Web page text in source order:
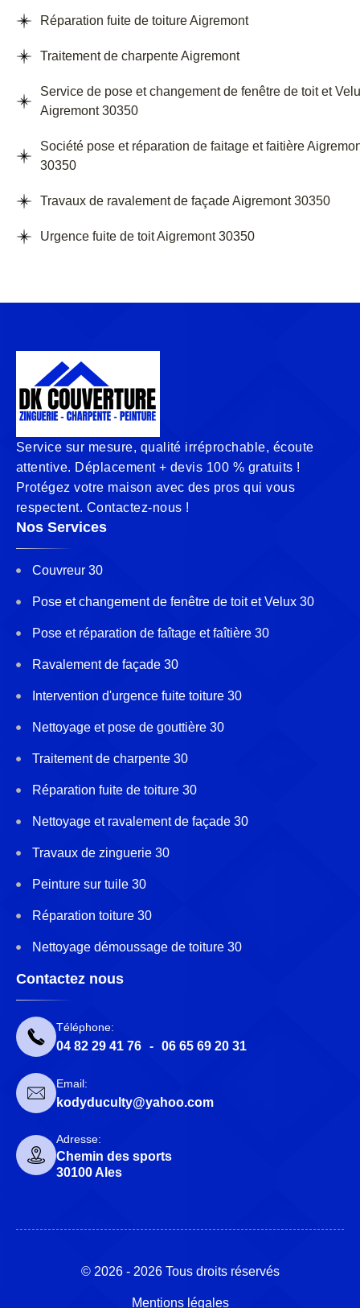
Réparation fuite de toiture Aigremont
Traitement de charpente Aigremont
Service de pose et changement de fenêtre de toit et
Aigremont 30350
Société pose et réparation de faitage et faitière
30350
Travaux de ravalement de façade Aigremont 30350
Urgence fuite de toit Aigremont 30350
Service sur mesure, qualité irréprochable, écoute
attentive. Déplacement + devis 100 % gratuits !
Protégez votre maison avec des pros qui vous
respectent. Contactez-nous !
Nos Services
Couvreur 30
Pose et changement de fenêtre de toit et Velux 30
Pose et réparation de faîtage et faîtière 30
Ravalement de façade 30
Intervention d'urgence fuite toiture 30
Nettoyage et pose de gouttière 30
Traitement de charpente 30
Réparation fuite de toiture 30
Nettoyage et ravalement de façade 30
Travaux de zinguerie 30
Peinture sur tuile 30
Réparation toiture 30
Nettoyage démoussage de toiture 30
Contactez nous
Téléphone:
04 82 29 41 76 - 06 65 69 20 31
Email:
kodyduculty@yahoo.com
Adresse:
Chemin des sports
30100 Ales
© 2026 - 2026 Tous droits réservés
Mentions légales